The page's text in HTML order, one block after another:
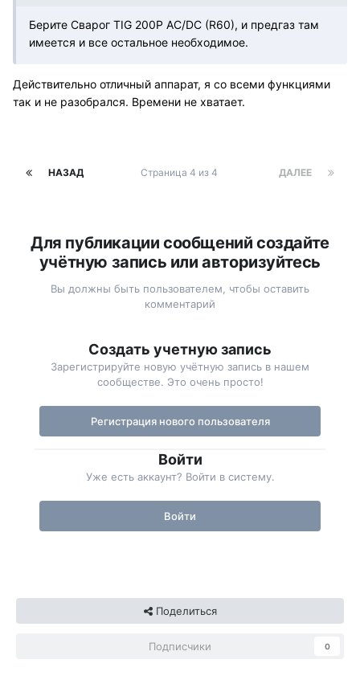
Берите Сварог TIG 200P AC/DC (R60), и предгаз там
имеется и все остальное необходимое.
Действительно отличный аппарат, я со всеми функциями
так и не разобрался. Времени не хватает.
НАЗАД ДАЛЕЕ
Страница 4 из 4
Для публикации сообщений создайте
учётную запись или авторизуйтесь
Вы должны быть пользователем, чтобы оставить
комментарий
Создать учетную запись
Зарегистрируйте новую учётную запись в нашем
сообществе. Это очень просто!
Регистрация нового пользователя
Войти
Уже есть аккаунт? Войти в систему.
Войти
Поделиться
Подписчики 0